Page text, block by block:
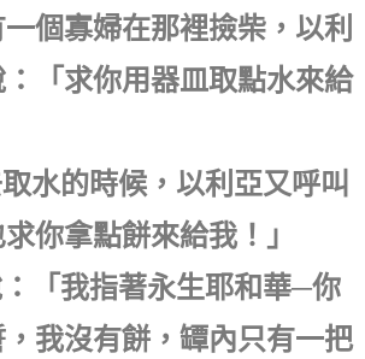
個寡婦在那裡撿柴，以利
「求你用器皿取點水來給
水的時候，以利亞又呼叫
你拿點餅來給我！」
「我指著永生耶和華─你
我沒有餅，罈內只有一把